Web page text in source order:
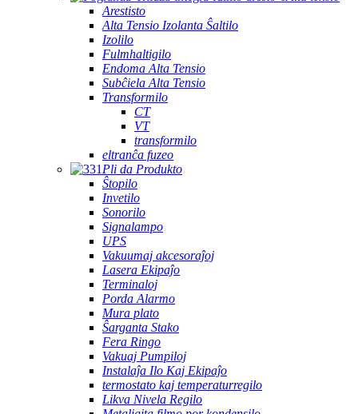
Arestisto
Alta Tensio Izolanta Ŝaltilo
Izolilo
Fulmhaltigilo
Endoma Alta Tensio
Subĉiela Alta Tensio
Transformilo
CT
VT
transformilo
eltranĉa fuzeo
Pli da Produkto
Ŝtopilo
Invetilo
Sonorilo
Signalampo
UPS
Vakuumaj akcesoraĵoj
Lasera Ekipaĵo
Terminaloj
Porda Alarmo
Mura plato
Ŝarganta Stako
Fera Ringo
Vakuaj Pumpiloj
Instalaĵa Ilo Kaj Ekipaĵo
termostato kaj temperaturregilo
Likva Nivela Regilo